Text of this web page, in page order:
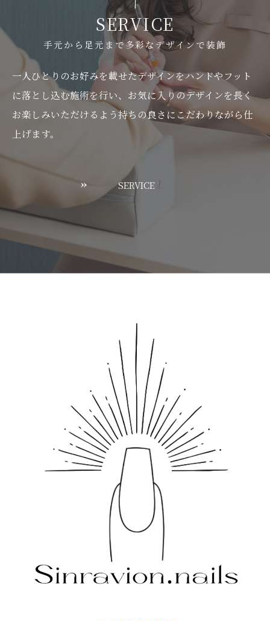
手元から足元まで多彩なデザインで装飾
SERVICE
一人ひとりのお好みを載せたデザインをハンドやフット
に落とし込む施術を行い、お気に入りのデザインを長く
お楽しみいただけるよう持ちの良さにこだわりながら仕
上げます。
SERVICE